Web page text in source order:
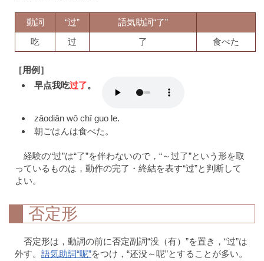
動詞 “过”
語気助詞“了”
吃
过 了 食べた
［用例］
早点我吃过了。
zǎodiǎn wǒ chī guo le.
朝ごはんは食べた。
経験の“过”は“了”を伴わないので，“～过了”という形を取
っているものは，動作の完了・終結を表す“过”と判断して
よい。
否定形
否定形は，動詞の前に否定副詞“没（有）”を置き，“过”は
外す。 語気助詞“呢”をつけ，“还没～呢”とすることが多い。